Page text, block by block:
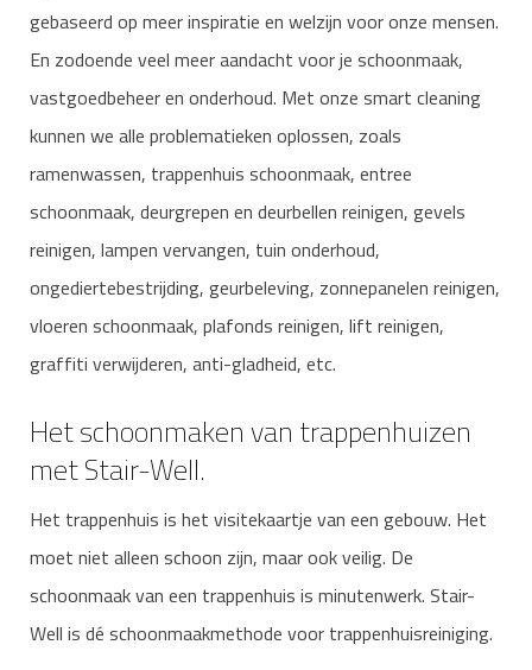
gebaseerd op meer inspiratie en welzijn voor onze mensen.
En zodoende veel meer aandacht voor je schoonmaak,
vastgoedbeheer en onderhoud. Met onze smart cleaning
kunnen we alle problematieken oplossen, zoals
ramenwassen, trappenhuis schoonmaak, entree
schoonmaak, deurgrepen en deurbellen reinigen, gevels
reinigen, lampen vervangen, tuin onderhoud,
ongediertebestrijding, geurbeleving, zonnepanelen reinigen,
vloeren schoonmaak, plafonds reinigen, lift reinigen,
graffiti verwijderen, anti-gladheid, etc.
Het schoonmaken van trappenhuizen
met Stair-Well.
Het trappenhuis is het visitekaartje van een gebouw. Het
moet niet alleen schoon zijn, maar ook veilig. De
schoonmaak van een trappenhuis is minutenwerk. Stair-
Well is dé schoonmaakmethode voor trappenhuisreiniging.